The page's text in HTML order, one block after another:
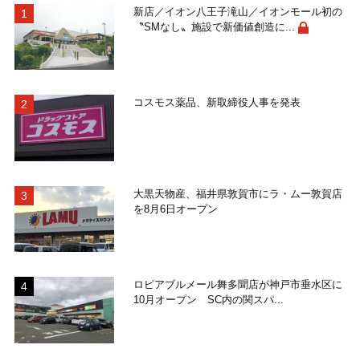
新店／イオン八王子滝山／イオンモール初の
〝SMなし〟施設で新価値創造に...
コスモス薬品、新取締役人事を発表
大黒天物産、福井県敦賀市にラ・ムー敦賀店
を8月6日オープン
ロピアブルメール舞多聞店が神戸市垂水区に
10月オープン SC内の関スパ...